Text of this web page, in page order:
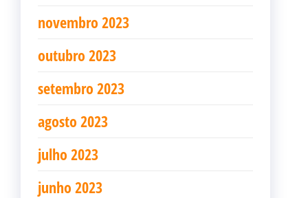
novembro 2023
outubro 2023
setembro 2023
agosto 2023
julho 2023
junho 2023